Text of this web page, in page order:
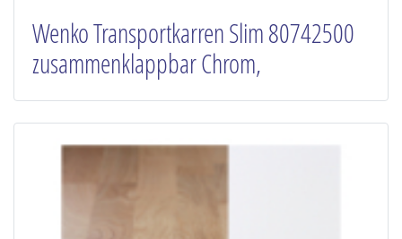
Wenko Transportkarren Slim 80742500
zusammenklappbar Chrom,